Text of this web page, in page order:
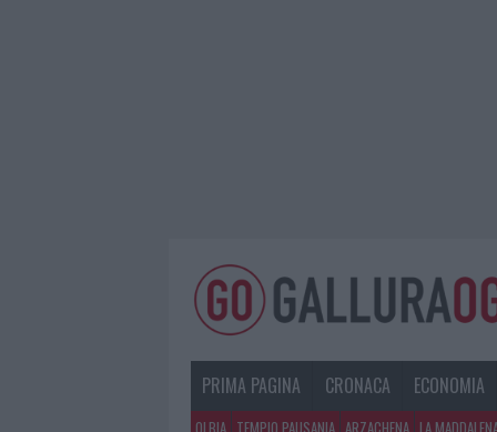
PRIMA PAGINA CRONACA ECONOMIA